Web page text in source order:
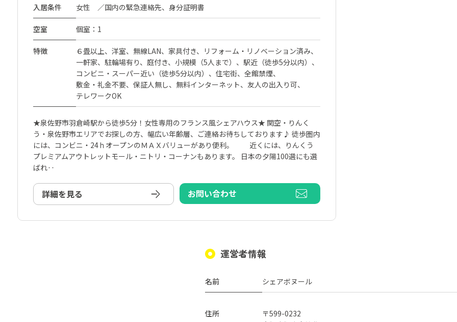
入居条件 女性 ／国内の緊急連絡先、身分証明書
空室 個室：1
特徴 ６畳以上 洋室 無線LAN 家具付き
リフォーム・リノベーション済み
一軒家
駐輪場有り 庭付き 小規模（5人まで）
駅近（徒歩5分以内）
コンビニ・スーパー近い（徒歩5分以内）
住宅街
全館禁煙
敷金・礼金不要
保証人無し 無料インターネット
友人の出入り可
テレワークOK
★泉佐野市羽倉崎駅から徒歩5分！女性専用のフランス風シェアハウス★ 関空・りんく
う・泉佐野市エリアでお探しの方、幅広い年齢層、ご連絡お待ちしております♪ 徒歩圏内
には、コンビニ・24ｈオープンのＭＡＸバリューがあり便利。 近くには、りんくう
プレミアムアウトレットモール・ニトリ・コーナンもあります。 日本の夕陽100選にも選
ばれ‥
詳細を見る お問い合わせ
運営者情報
名前 シェアボヌール
住所
〒599-0232